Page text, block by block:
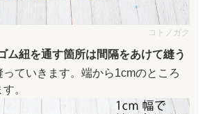
コトノガク
ム紐を通す箇所は間隔をあけて縫う
ていきます。端から1cmのところ
。